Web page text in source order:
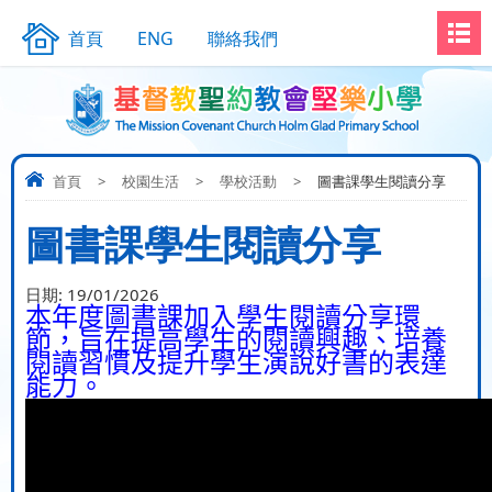
首頁 ENG 聯絡我們
首頁 > 校園生活 > 學校活動 > 圖書課學生閱讀分享
圖書課學生閱讀分享
日期: 19/01/2026
本年度圖書課加入學生閱讀分享環
節，旨在提高學生的閱讀興趣、培養
閱讀習慣及提升學生演說好書的表達
能力。